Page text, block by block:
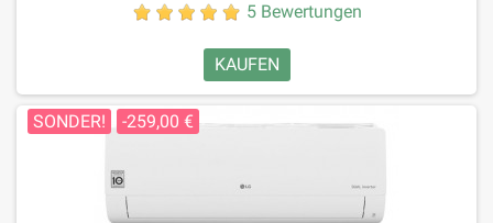
5 Bewertungen
KAUFEN
SONDER! -259,00 €